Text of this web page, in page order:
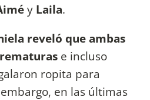
y Laila.
reveló que ambas
e incluso
ropita para
en las últimas